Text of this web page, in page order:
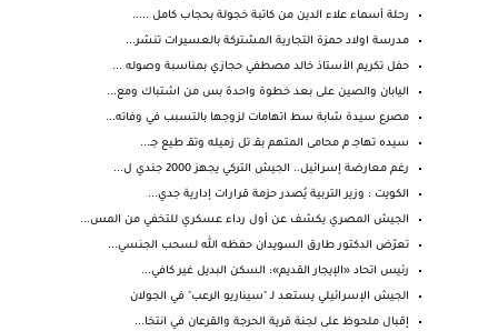
رحلة أسماء علاء الدين من كاتبة خجولة بحجاب كامل .....
مدرسة اولاد حمزة التجارية المشتركة بالعسيرات‏ تنشر...
حفل تكريم الأستاذ خالد مصطفي حجازي بمناسبة وصوله ...
اليابان والصين على بعد خطوة واحدة بس من اشتباك ومع...
مصرع سيدة شابة سط اتهامات لزوجها بالتسبب في وفاته...
سيده تهاجـ م محامى المتهم بقـ تل زميله وتقـ طيع جـ...
رغم معارضة إسرائيل.. الجيش التركي يجهز 2000 جندي ل...
الكويت : وزير التربية يُصدر حزمة قرارات إدارية جدي...
الجيش المصري يكشف عن أول رداء عسكري للتخفي من المس...
تعرّض الدكتور طارق السويدان حفظه الله لـسحب الجنسي...
رئيس اتحاد «الإيجار القديم»: السكن البديل غير كافي...
الجيش الإسرائيلي يستعد لـ "سيناريو الرعب" في الجولان
إقبال ملحوظ على لجنة قرية الحرجة والقرعان في انتخا...